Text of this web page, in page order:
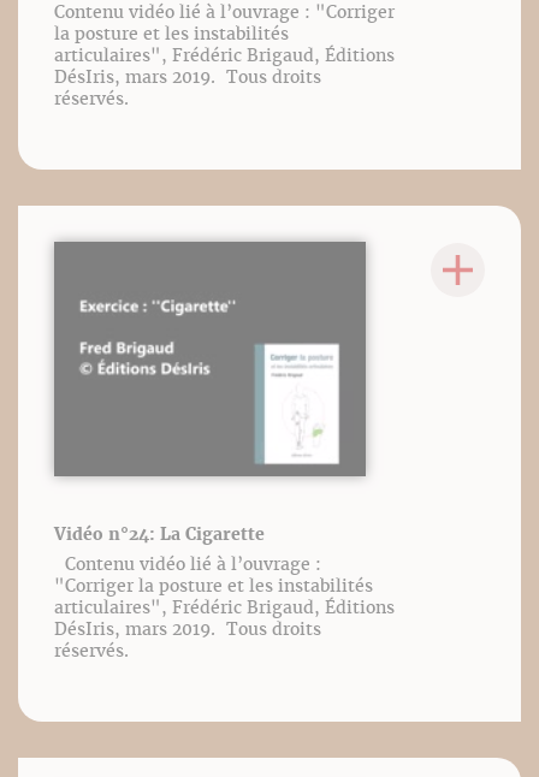
Contenu vidéo lié à l’ouvrage : "Corriger
la posture et les instabilités
articulaires", Frédéric Brigaud, Éditions
DésIris, mars 2019. Tous droits
réservés.
Vidéo n°24: La Cigarette
Contenu vidéo lié à l’ouvrage :
"Corriger la posture et les instabilités
articulaires", Frédéric Brigaud, Éditions
DésIris, mars 2019. Tous droits
réservés.